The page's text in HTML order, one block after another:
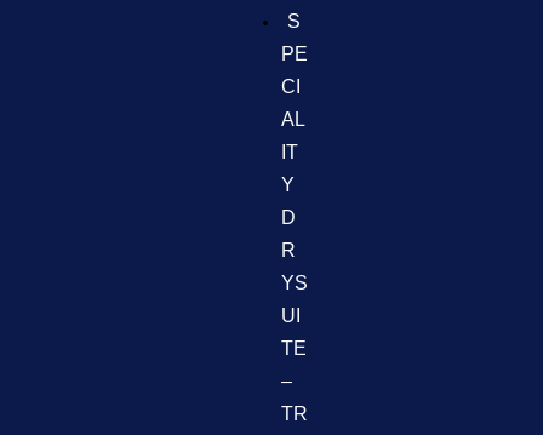
S
PE
CI
AL
IT
Y
D
R
YS
UI
TE
–
TR